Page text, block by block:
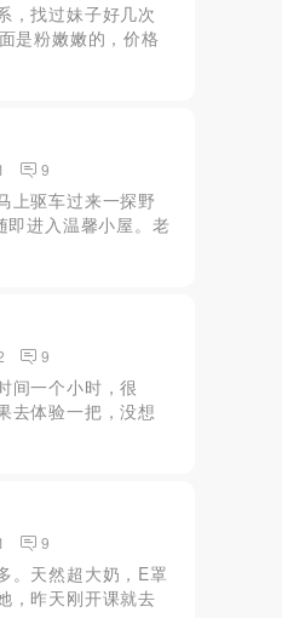
，找过妹子好几次
是粉嫩嫩的，价格
真的很紧，关键
女上就女上，。重
9
上驱车过来一探野
即进入温馨小屋。老
见的老友般亲切
箱中的冰啤一起小
9
间一个小时，很
去体验一把，没想
是第一次体验这
是极具性价比了。
9
。天然超大奶，E罩
，昨天刚开课就去